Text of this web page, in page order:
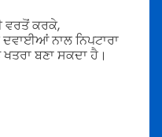
ਵਰਤੋਂ ਕਰਕੇ,
ਨਾਲ ਨਿਪਟਾਰਾ
ਬਣਾ ਸਕਦਾ ਹੈ।